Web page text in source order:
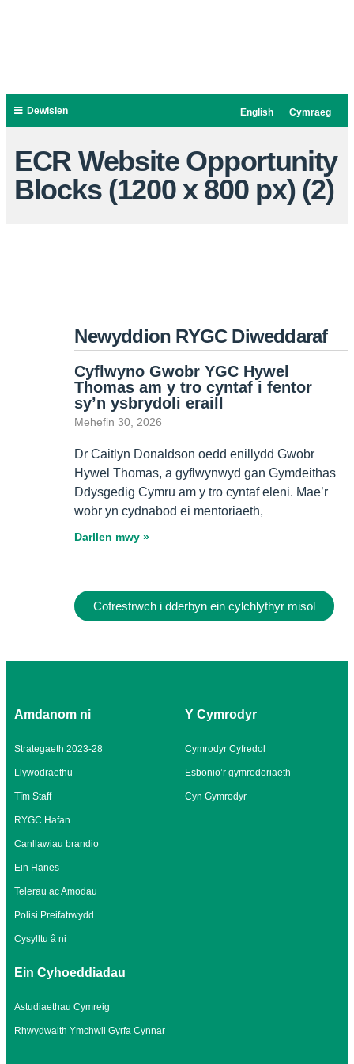
Dewislen English Cymraeg
ECR Website Opportunity
Blocks (1200 x 800 px) (2)
Newyddion RYGC Diweddaraf
Cyflwyno Gwobr YGC Hywel
Thomas am y tro cyntaf i fentor
sy’n ysbrydoli eraill
Mehefin 30, 2026
Dr Caitlyn Donaldson oedd enillydd Gwobr
Hywel Thomas, a gyflwynwyd gan Gymdeithas
Ddysgedig Cymru am y tro cyntaf eleni. Mae’r
wobr yn cydnabod ei mentoriaeth,
Darllen mwy »
Cofrestrwch i dderbyn ein cylchlythyr misol
Amdanom ni
Strategaeth 2023-28
Llywodraethu
Tîm Staff
RYGC Hafan
Canllawiau brandio
Ein Hanes
Telerau ac Amodau
Polisi Preifatrwydd
Cysylltu â ni
Y Cymrodyr
Cymrodyr Cyfredol
Esbonio’r gymrodoriaeth
Cyn Gymrodyr
Ein Cyhoeddiadau
Astudiaethau Cymreig
Rhwydwaith Ymchwil Gyrfa Cynnar